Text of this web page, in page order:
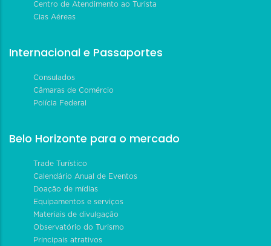
Centro de Atendimento ao Turista
Cias Aéreas
Internacional e Passaportes
Consulados
Câmaras de Comércio
Polícia Federal
Belo Horizonte para o mercado
Trade Turístico
Calendário Anual de Eventos
Doação de mídias
Equipamentos e serviços
Materiais de divulgação
Observatório do Turismo
Principais atrativos